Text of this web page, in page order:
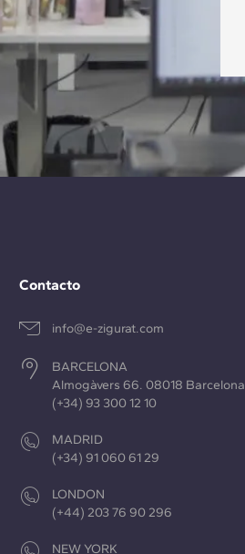
Contacto
info@e-zigurat.com
BARCELONA
Almogàvers 66. 08018 Barcelona
(+34) 93 300 12 10
MADRID
(+34) 91 060 61 29
LONDON
(+44) 203 76 90 296
NEW YORK